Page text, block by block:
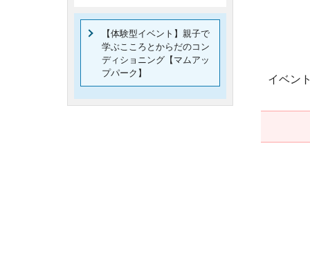
イベン
【体験型イベント】親子で
学ぶこころとからだのコン
ディショニング【マムアッ
プパーク】